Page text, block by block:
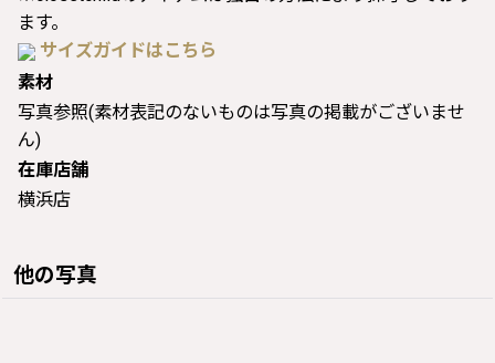
ます。
サイズガイドはこちら
素材
写真参照(素材表記のないものは写真の掲載がございませ
ん)
在庫店舗
横浜店
他の写真